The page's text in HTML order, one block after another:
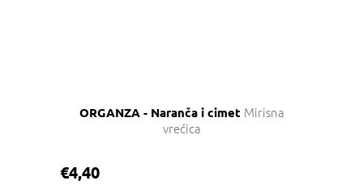
ORGANZA - Naranča i cimet Mirisna
vrećica
€4,40